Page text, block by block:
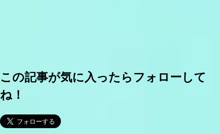
この記事が気に入ったらフォローして
ね！